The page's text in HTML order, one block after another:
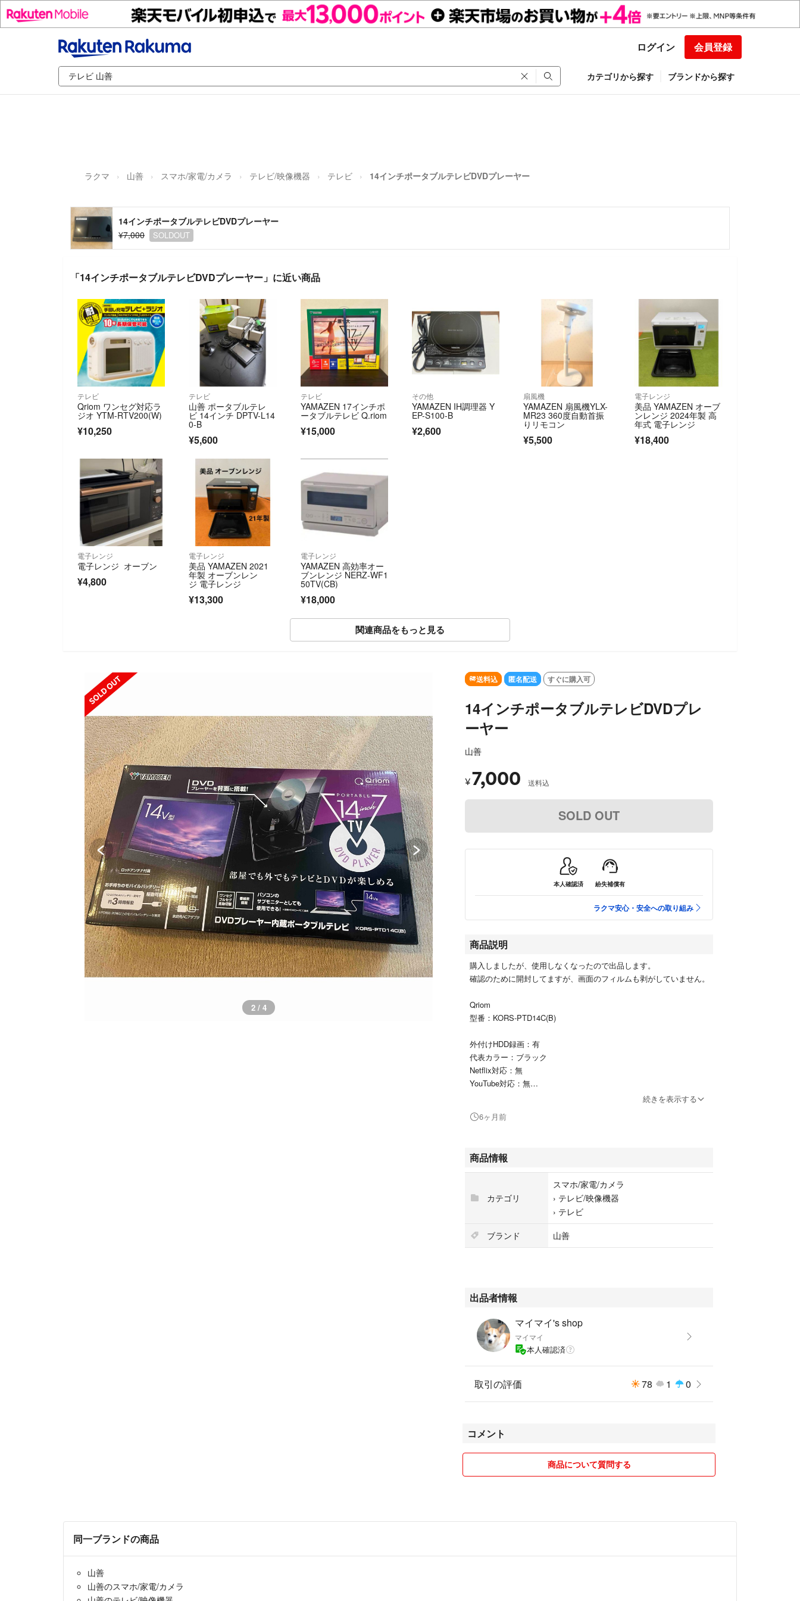
ログイン 会員登録
カテゴリから探す ブランドから探す
ラクマ 山善 スマホ/家電/カメラ テレビ/映像機器 テレビ 14インチポータブルテレビDVDプレーヤー
14インチポータブルテレビDVDプレーヤー
¥7,000
SOLDOUT
「14インチポータブルテレビDVDプレーヤー」に近い商品
テレビ
Qriom ワンセグ対応ラ
ジオ YTM-RTV200(W)
¥10,250
テレビ
山善 ポータブルテレ
ビ 14インチ DPTV-L14
0-B
¥5,600
テレビ
YAMAZEN 17インチポ
ータブルテレビ Q.riom
¥15,000
その他
YAMAZEN IH調理器 Y
EP-S100-B
¥2,600
扇風機
YAMAZEN 扇風機YLX-
MR23 360度自動首振
りリモコン
¥5,500
電子レンジ
美品 YAMAZEN オーブ
ンレンジ 2024年製 高
年式 電子レンジ
¥18,400
電子レンジ
電子レンジ オーブン
¥4,800
電子レンジ
美品 YAMAZEN 2021
年製 オーブンレン
ジ 電子レンジ
¥13,300
電子レンジ
YAMAZEN 高効率オー
ブンレンジ NERZ-WF1
50TV(CB)
¥18,000
関連商品をもっと見る
3 / 4
送料込 匿名配送 すぐに購入可
14インチポータブルテレビDVDプレ
ーヤー
山善
¥7,000 送料込
SOLD OUT
本人確認済 紛失補償有
ラクマ安心・安全への取り組み
商品説明
購入しましたが、使用しなくなったので出品します。
確認のために開封してますが、画面のフィルムも剥がしていません。
Qriom
型番：KORS-PTD14C(B)
外付けHDD録画：有
代表カラー：ブラック
Netflix対応：無
YouTube対応：無
本体高さ：225.0 mm
#Qriom
#スマホ/家電/カメラ
続きを表示する
6ヶ月前
商品情報
カテゴリ
スマホ/家電/カメラ
› テレビ/映像機器
› テレビ
ブランド
山善
出品者情報
マイマイ's shop
マイマイ
本人確認済
取引の評価 78 1 0
コメント
商品について質問する
同一ブランドの商品
山善
山善のスマホ/家電/カメラ